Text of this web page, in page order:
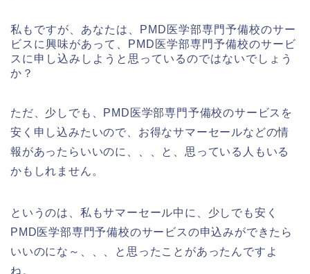
私もですが、あなたは、PMD医学部専門予備校のサー
ビスに興味があって、PMD医学部専門予備校のサービ
スに申し込みしようと思っているのではないでしょう
か？
ただ、少しでも、PMD医学部専門予備校のサービスを
安く申し込みたいので、お得なサマーセールなどの情
報があったらいいのに、、、と、思っている人もいる
かもしれません。
というのは、私もサマーセール中に、少しでも安く
PMD医学部専門予備校のサービスの申込みができたら
いいのにな～、、、と思ったことがあったんですよ
ね。